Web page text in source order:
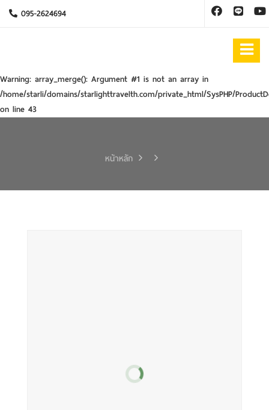
095-2624694
Warning: array_merge(): Argument #1 is not an array in
/home/starli/domains/starlighttravelth.com/private_html/SysPHP/
on line 43
หน้าหลัก